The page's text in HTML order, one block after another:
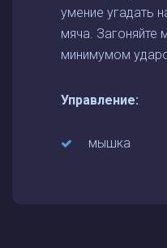
умение угадать
мяча. Загоняйте
минимумом
Управление:
мышка